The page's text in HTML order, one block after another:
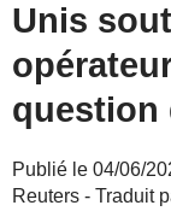
Unis
question
Publié le 04/06/
Reuters - Traduit